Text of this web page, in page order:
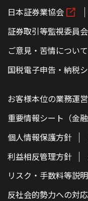
日本証券業協会
証券取引等監視委員
ご意見・苦情につい
国税電子申告・納税
お客様本位の業務運
重要情報シート（金融
個人情報保護方針
利益相反管理方針
リスク・手数料等説
反社会的勢力への対